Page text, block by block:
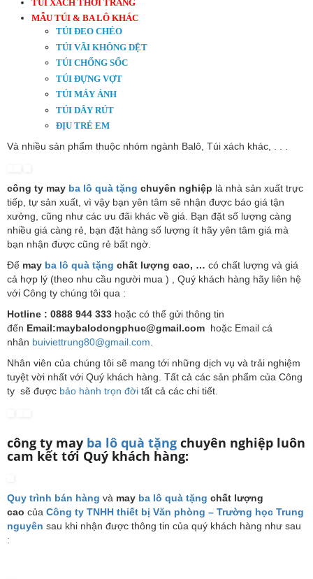
TÚI XÁCH THỜI TRANG
MẪU TÚI & BA LÔ KHÁC
TÚI ĐEO CHÉO
TÚI VÃI KHÔNG DỆT
TÚI CHỐNG SỐC
TÚI ĐỰNG VỢT
TÚI MÁY ẢNH
TÚI DÂY RÚT
ĐỊU TRẺ EM
Và nhiều sản phẩm thuộc nhóm ngành Balô, Túi xách khác, . . .
công ty may ba lô quà tặng chuyên nghiệp là nhà sản xuất trực
tiếp, tự sản xuất, vì vậy bạn yên tâm sẽ nhận được báo giá tận
xưởng, cũng như các ưu đãi khác về giá. Bạn đặt số lượng càng
nhiều giá càng rẻ, bạn đặt hàng số lượng ít hãy yên tâm giá mà
bạn nhận được cũng rẻ bất ngờ.
Để may ba lô quà tặng chất lượng cao, … có chất lượng và giá
cả hợp lý (theo nhu cầu người mua ) , Quý khách hàng hãy liên hệ
với Công ty chúng tôi qua :
Hotline : 0888 944 333 hoặc có thể gửi thông tin
đến Email:maybalodongphuc@gmail.com hoặc Email cá
nhân buiviettrung80@gmail.com.
Nhân viên của chúng tôi sẽ mang tới những dịch vụ và trải nghiệm
tuyệt vời nhất với Quý khách hàng. Tất cả các sản phẩm của Công
ty sẽ được bảo hành trọn đời tất cả các chi tiết.
công ty may ba lô quà tặng chuyên nghiệp luôn
cam kết tới Quý khách hàng:
Quy trình bán hàng và may ba lô quà tặng chất lượng
cao của Công ty TNHH thiết bị Văn phòng – Trường học Trung
nguyên sau khi nhận được thông tin của quý khách hàng như sau
: